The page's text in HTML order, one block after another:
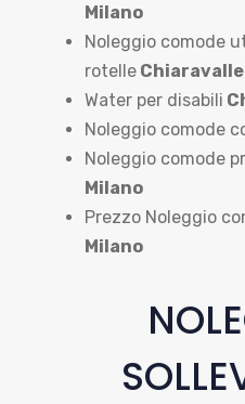
Milano
Noleggio comode
rotelle
Water per disabili
Noleggio comode
Noleggio comode
Milano
Prezzo Noleggio
Milano